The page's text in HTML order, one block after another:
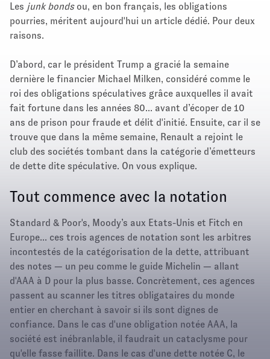
Les junk bondsou, en bon français, les obligations
pourries, méritent aujourd'hui un article dédié. Pour deux
raisons.
D’abord, car le président Trump a gracié la semaine
dernière le financier Michael Milken, considéré comme le
roi des obligations spéculatives grâce auxquelles il avait
fait fortune dans les années 80... avant d’écoper de 10
ans de prison pour fraude et délit d'initié. Ensuite, car il se
trouve que dans la même semaine, Renault a rejoint le
club des sociétés tombant dans la catégorie d’émetteurs
de dette dite spéculative. On vous explique.
Tout commence avec la notation
Standard & Poor's, Moody’s aux Etats-Unis et Fitch en
Europe... ces trois agences de notation sont les arbitres
incontestés de la catégorisation de la dette, attribuant
des notes — un peu comme le guide Michelin — allant
d'AAA à D pour la plus basse. Concrètement, ces agences
passent au scanner les titres obligataires du monde
entier en cherchant à savoir si ils sont dignes de
confiance. Dans le cas d'une obligation notée AAA, la
société est inébranlable, il faudrait un cataclysme pour
qu'elle fasse faillite. Dans le cas d'une dette notée C, le